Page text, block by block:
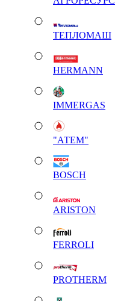
ТЕПЛОМАШ
HERMANN
IMMERGAS
"АТЕМ"
BOSCH
ARISTON
FERROLI
PROTHERM